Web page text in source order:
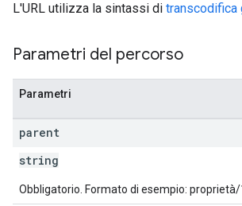
L'URL utilizza la sintassi di transcodifica
Parametri del percorso
Parametri
parent
string
Obbligatorio. Formato di esempio: